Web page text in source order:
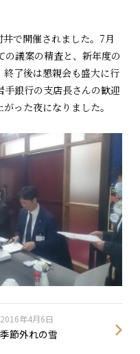
で開催されました。7月
の議案の精査と、新年度の
了後は懇親会も盛大に行
銀行の支店長さんの歓迎
った夜になりました。
2016年4月6日
季節外れの雪